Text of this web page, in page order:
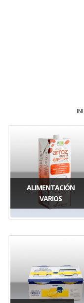
ALIMENTACIÓN
VARIOS